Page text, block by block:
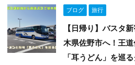
ブログ 旅行
【日帰り】バスタ
木県佐野市へ！王
「耳うどん」を巡